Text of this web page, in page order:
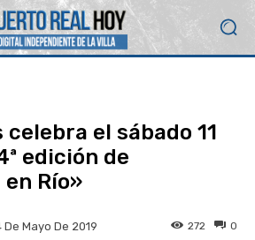
celebra el sábado 11
edición de
Río»
De Mayo De 2019 0
272